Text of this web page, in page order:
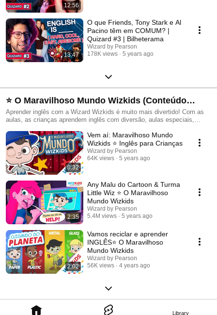
Library
12:56
13:47
O que Friends, Tony Stark e Al
Pacino têm em COMUM? |
Quizard #3 | Bilheterama
Wizard by Pearson
178K views
5 years ago
⭐ O Maravilhoso Mundo Wizkids (Conteúdo
Infantil)
Aprender inglês com a Wizard Wizkids é muito mais divertido! Com as
aulas, as crianças aprendem inglês com diversão, aulas especiais,
Little Wiz e embarque nessa aventura, com a participação especial da
Any Malu da Cartoon! ⭐
0:32
Vem aí: Maravilhoso Mundo
Wizkids ⭐ Inglês para Crianças
Wizard by Pearson
64K views
5 years ago
2:35
Any Malu do Cartoon & Turma
Little Wiz ⭐ O Maravilhoso
Mundo Wizkids
Wizard by Pearson
5.4M views
5 years ago
2:02
Vamos reciclar e aprender
INGLÊS⭐ O Maravilhoso
Mundo Wizkids
Wizard by Pearson
56K views
4 years ago